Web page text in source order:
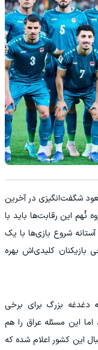
شگفت‌انگیزی در آخرین
داشت و در گروه نُهم این رقابت‌ها باید با
شروع بازی‌ها با یک
بازیکنان کلیدی‌اش بهره
دغدغه بزرگ برای برخی
این مسئله عراق را هم
این کشور اعلام شده که